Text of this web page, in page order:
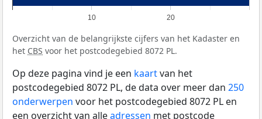
10 20
Overzicht van de belangrijkste cijfers van het Kadaster en
het CBS voor het postcodegebied 8072 PL.
Op deze pagina vind je een kaartvan het
postcodegebied 8072 PL, de data over meer dan 250
onderwerpen voor het postcodegebied 8072 PL en
een overzicht van alleadressen met postcode